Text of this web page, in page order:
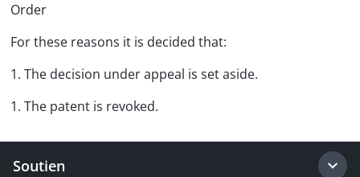
Order
For these reasons it is decided that:
1. The decision under appeal is set aside.
1. The patent is revoked.
Soutien